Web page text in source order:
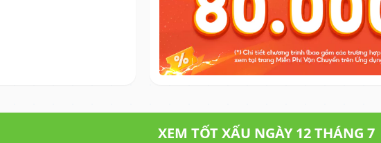
XEM TỐT XẤU NGÀY 12 THÁNG 7